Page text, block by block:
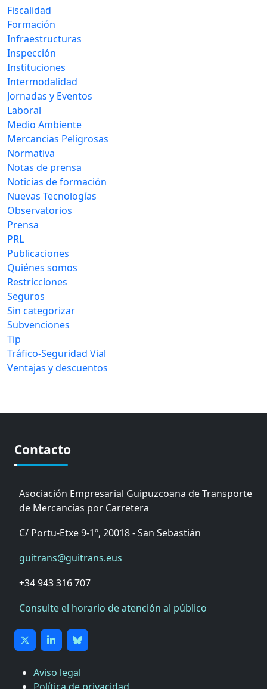
Fiscalidad
Formación
Infraestructuras
Inspección
Instituciones
Intermodalidad
Jornadas y Eventos
Laboral
Medio Ambiente
Mercancias Peligrosas
Normativa
Notas de prensa
Noticias de formación
Nuevas Tecnologías
Observatorios
Prensa
PRL
Publicaciones
Quiénes somos
Restricciones
Seguros
Sin categorizar
Subvenciones
Tip
Tráfico-Seguridad Vial
Ventajas y descuentos
Contacto
Asociación Empresarial Guipuzcoana de Transporte
de Mercancías por Carretera
C/ Portu-Etxe 9-1º, 20018 - San Sebastián
guitrans@guitrans.eus
+34 943 316 707
Consulte el horario de atención al público
Aviso legal